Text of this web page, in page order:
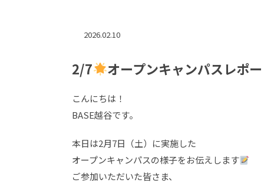
2026.02.10
2/7 オープンキャンパスレポ
こんにちは！
BASE越谷です。
本日は2月7日（土）に実施した
オープンキャンパスの様子をお伝えします
ご参加いただいた皆さま、